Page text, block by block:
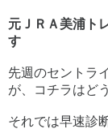
元ＪＲＡ美浦ト
す
先週のセントラ
が、コチラはど
それでは早速診